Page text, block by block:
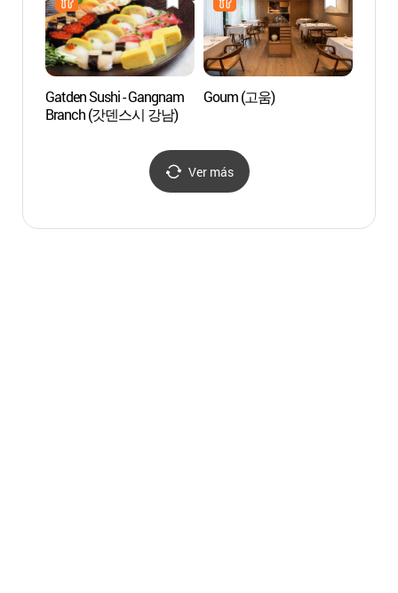
Gatden Sushi - Gangnam
Branch (갓덴스시 강남)
Goum (고움)
Ver más